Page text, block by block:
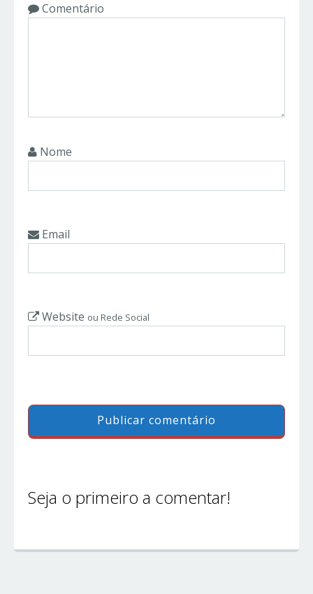
Comentário
Nome
Email
Website ou Rede Social
Seja o primeiro a comentar!